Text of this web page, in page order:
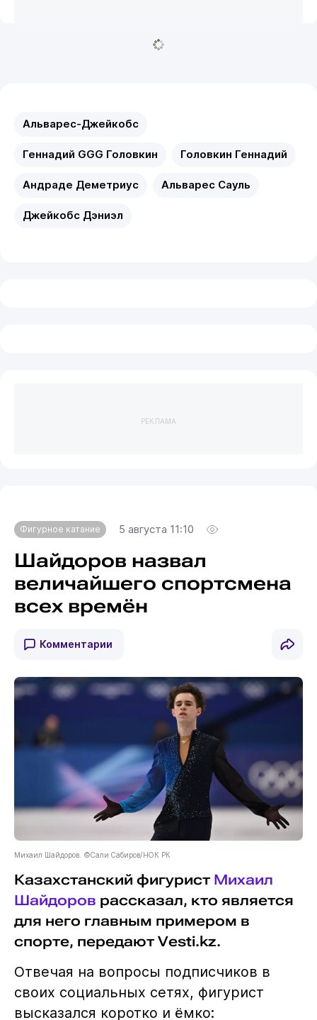
Альварес-Джейкобс
Геннадий GGG Головкин Головкин Геннадий
Андраде Деметриус Альварес Сауль
Джейкобс Дэниэл
РЕКЛАМА
Фигурное катание 5 августа 11:10
Шайдоров назвал
величайшего спортсмена
всех времён
Комментарии
Михаил Шайдоров. ©Сали Сабиров/НОК РК
Казахстанский фигурист Михаил
Шайдоров рассказал, кто является
для него главным примером в
спорте, передают Vesti.kz.
Отвечая на вопросы подписчиков в
своих социальных сетях, фигурист
высказался коротко и ёмко: